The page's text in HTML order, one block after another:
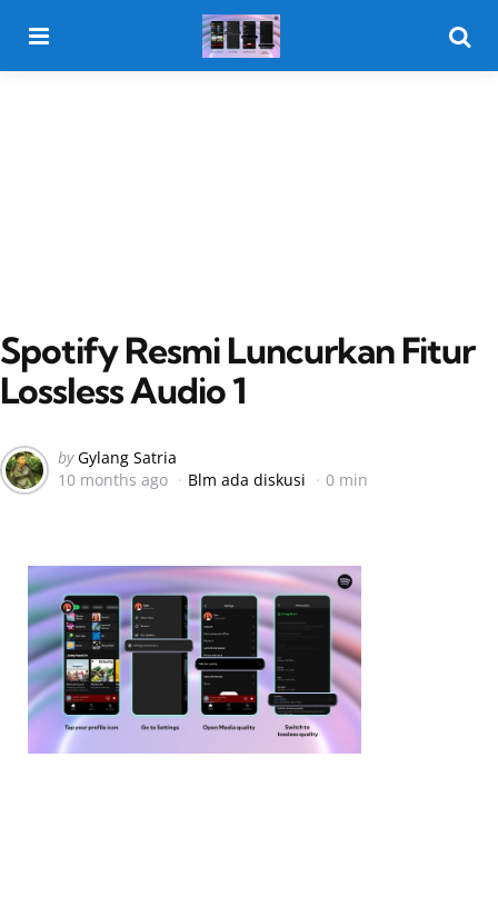
Spotify Resmi Luncurkan Fitur
Lossless Audio 1
Posted
by
by Gylang Satria
10 months ago
Blm ada diskusi 0 min